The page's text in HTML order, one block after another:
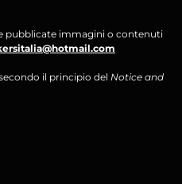
pubblicate immagini o contenuti
il principio del Notice and